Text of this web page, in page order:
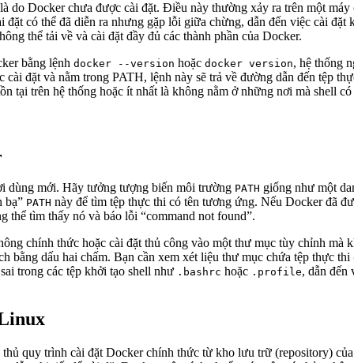
do Docker chưa được cài đặt. Điều này thường xảy ra trên một
có thể đã diễn ra nhưng gặp lỗi giữa chừng, dẫn đến việc cài
thể tải về và cài đặt đầy đủ các thành phần của Docker.
bằng lệnh docker --version hoặc docker version, hệ thống
cài đặt và nằm trong PATH, lệnh này sẽ trả về đường dẫn đến tệp
tại trên hệ thống hoặc ít nhất là không nằm ở những nơi mà shell
dùng mới. Hãy tưởng tượng biến môi trường PATH giống như một
bạ” PATH này để tìm tệp thực thi có tên tương ứng. Nếu Docker đã
thể tìm thấy nó và báo lỗi “command not found”.
chính thức hoặc cài đặt thủ công vào một thư mục tùy chỉnh mà
bằng dấu hai chấm. Bạn cần xem xét liệu thư mục chứa tệp thực thi
trong các tệp khởi tạo shell như .bashrc hoặc .profile, dẫn đến
quy trình cài đặt Docker chính thức từ kho lưu trữ (repository)